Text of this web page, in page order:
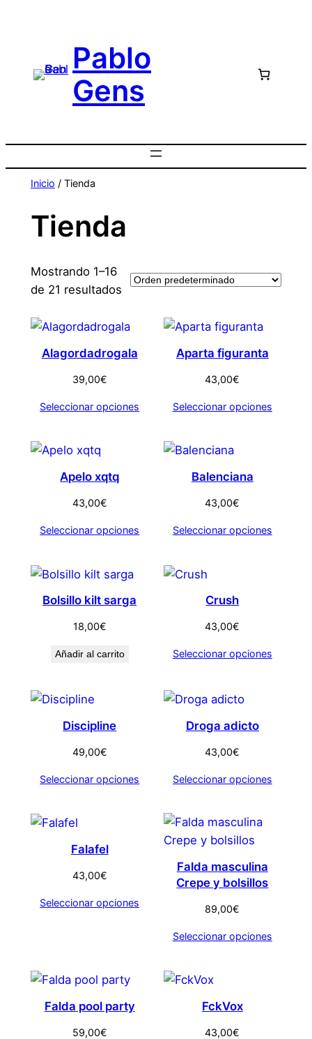
Pablo
Gens
Inicio / Tienda
Tienda
Mostrando 1–16
de 21 resultados
Alagordadrogala
39,00€
Seleccionar opciones
Aparta figuranta
43,00€
Seleccionar opciones
Apelo xqtq
43,00€
Seleccionar opciones
Balenciana
43,00€
Seleccionar opciones
Bolsillo kilt sarga
18,00€
Añadir al carrito
Crush
43,00€
Seleccionar opciones
Discipline
49,00€
Seleccionar opciones
Droga adicto
43,00€
Seleccionar opciones
Falafel
43,00€
Seleccionar opciones
Falda masculina
Crepe y bolsillos
89,00€
Seleccionar opciones
Falda pool party
59,00€
FckVox
43,00€